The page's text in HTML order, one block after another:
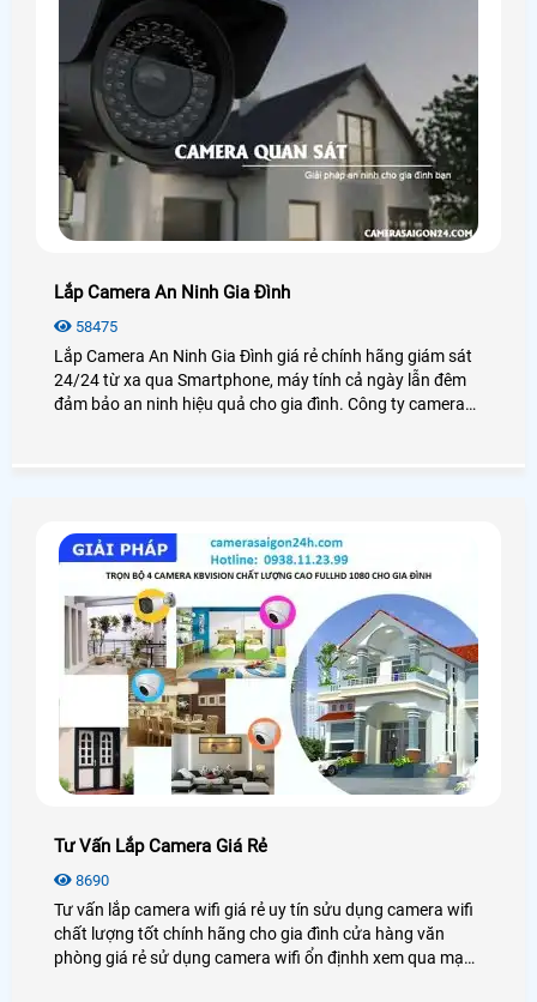
Lắp Camera An Ninh Gia Đình
58475
Lắp Camera An Ninh Gia Đình giá rẻ chính hãng giám sát
24/24 từ xa qua Smartphone, máy tính cả ngày lẫn đêm
đảm bảo an ninh hiệu quả cho gia đình. Công ty camera
Tư Vấn Lắp Camera Giá Rẻ
8690
Tư vấn lắp camera wifi giá rẻ uy tín sửu dụng camera wifi
chất lượng tốt chính hãng cho gia đình cửa hàng văn
phòng giá rẻ sử dụng camera wifi ổn địnhh xem qua mạng